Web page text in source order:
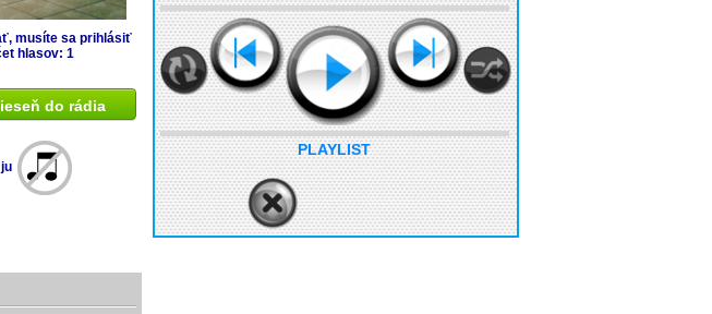
musíte sa prihlásiť
hlasov: 1
do rádia
PLAYLIST